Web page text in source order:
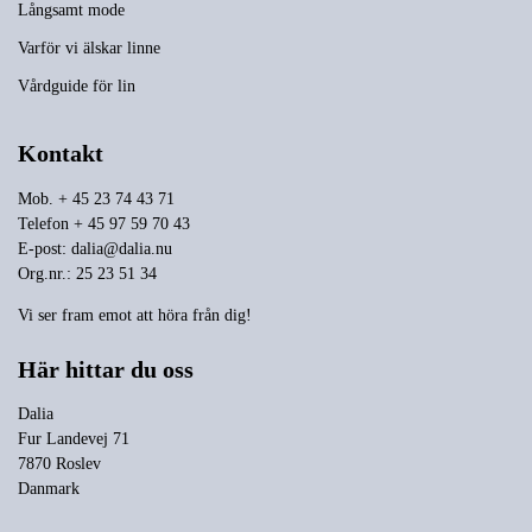
Långsamt mode
Varför vi älskar linne
Vårdguide för lin
Kontakt
Mob. + 45 23 74 43 71
Telefon + 45 97 59 70 43
E-post: dalia@dalia.nu
Org.nr.: 25 23 51 34
Vi ser fram emot att höra från dig!
Här hittar du oss
Dalia
Fur Landevej 71
7870 Roslev
Danmark